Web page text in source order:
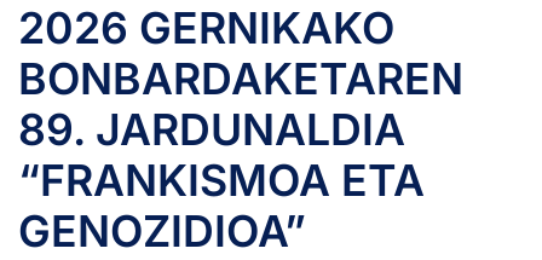
2026 GERNIKAKO
BONBARDAKETAREN
89. JARDUNALDIA
“FRANKISMOA ETA
GENOZIDIOA”